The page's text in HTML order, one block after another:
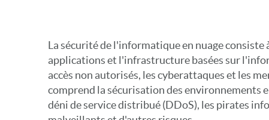
La sécurité de l'informatique en nuage consiste
applications et l'infrastructure basées sur
accès non autorisés, les cyberattaques et les
comprend la sécurisation des environnements
déni de service distribué (DDoS), les pirates